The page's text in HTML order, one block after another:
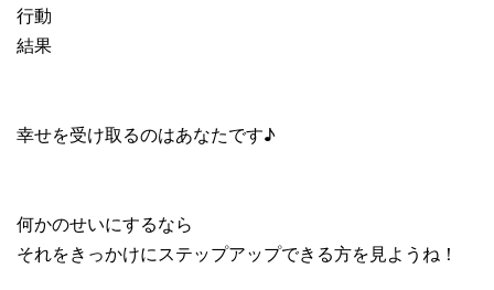
行動
結果
幸せを受け取るのはあなたです♪
何かのせいにするなら
それをきっかけにステップアップできる方を見ようね！